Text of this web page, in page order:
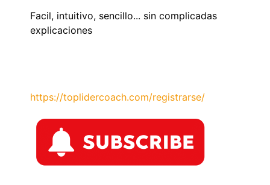
Facil, intuitivo, sencillo... sin complicadas
explicaciones
https://toplidercoach.com/registrarse/